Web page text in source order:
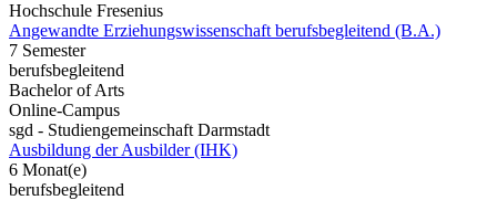
Hochschule Fresenius
Angewandte Erziehungswissenschaft berufsbegleitend (B.A.)
7 Semester
berufsbegleitend
Bachelor of Arts
Online-Campus
sgd - Studiengemeinschaft Darmstadt
Ausbildung der Ausbilder (IHK)
6 Monat(e)
berufsbegleitend